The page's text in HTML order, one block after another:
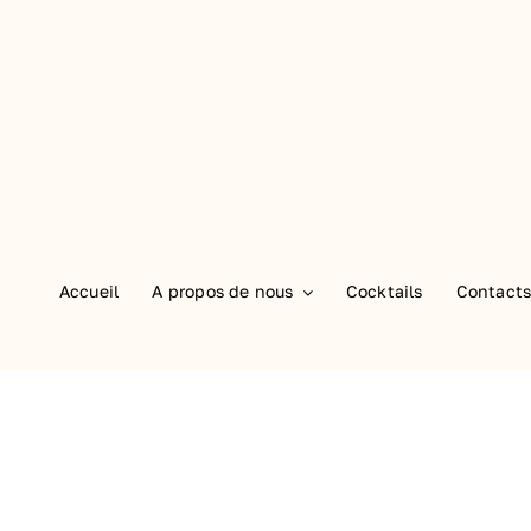
Accueil A propos de nous Cocktails Contacts